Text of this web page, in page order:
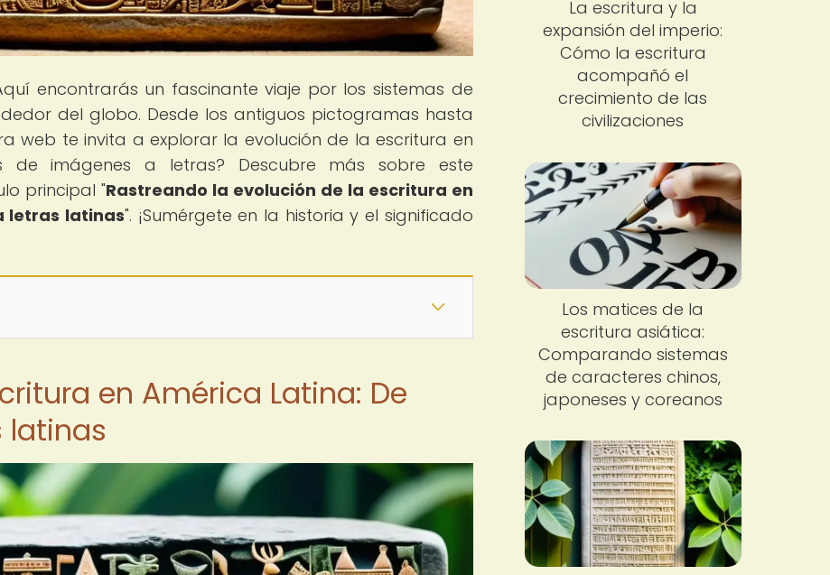
encontrarás un fascinante viaje por los sistemas de
del globo. Desde los antiguos pictogramas hasta
web te invita a explorar la evolución de la escritura en
de imágenes a letras? Descubre más sobre este
principal "Rastreando la evolución de la escritura en
letras latinas". ¡Sumérgete en la historia y el significado
en América Latina: De
latinas
La escritura y la
expansión del imperio:
Cómo la escritura
acompañó el
crecimiento de las
civilizaciones
Los matices de la
escritura asiática:
Comparando sistemas
de caracteres chinos,
japoneses y coreanos